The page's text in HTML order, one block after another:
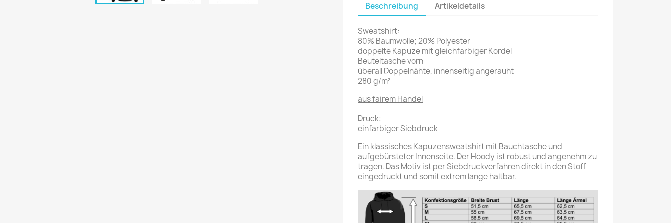
Beschreibung Artikeldetails
Sweatshirt:
80% Baumwolle; 20% Polyester
doppelte Kapuze mit gleichfarbiger Kordel
Beuteltasche vorn
überall Doppelnähte, innenseitig angerauht
280 g/m²
aus fairem Handel
Druck:
einfarbiger Siebdruck
Ein klassisches Kapuzensweatshirt mit Bauchtasche und
aufgebürsteter Innenseite. Der Hoody ist robust und angenehm zu
tragen. Das Motiv ist per Siebdruckverfahren direkt in den Stoff
eingedruckt und somit extrem lange haltbar.